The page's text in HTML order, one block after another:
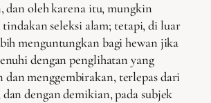
dan oleh karena itu, mungkin
seleksi alam; tetapi, di luar
menguntungkan bagi hewan jika
dengan penglihatan yang
dan menggembirakan, terlepas dari
dengan demikian, pada subjek